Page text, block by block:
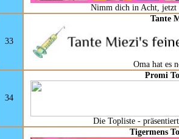
Nimm dich in Acht, jetzt
33
Tante
Oma hat es
34
Promi
Die Topliste -
Tigermens